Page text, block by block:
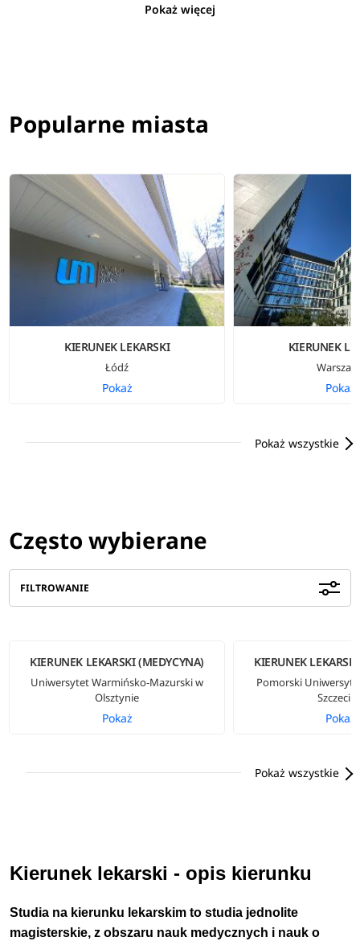
Pokaż więcej
Popularne miasta
KIERUNEK LEKARSKI
Łódź
Pokaż
KIERUNEK
Pokaż
Pokaż wszystkie
Często wybierane
FILTROWANIE
KIERUNEK LEKARSKI (MEDYCYNA)
Uniwersytet Warmińsko-Mazurski w
Olsztynie
Pokaż
KIERUNEK
Pomorski
Pokaż
Pokaż wszystkie
Kierunek lekarski - opis kierunku
Studia na kierunku lekarskim to studia jednolite
magisterskie,z obszaru nauk medycznych i nauk o